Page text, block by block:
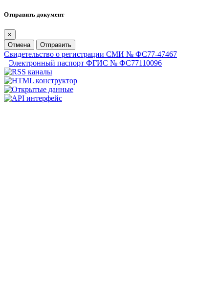
Отправить документ
×
Отмена
Отправить
Свидетельство о регистрации СМИ № ФС77-47467
Электронный паспорт ФГИС № ФС77110096